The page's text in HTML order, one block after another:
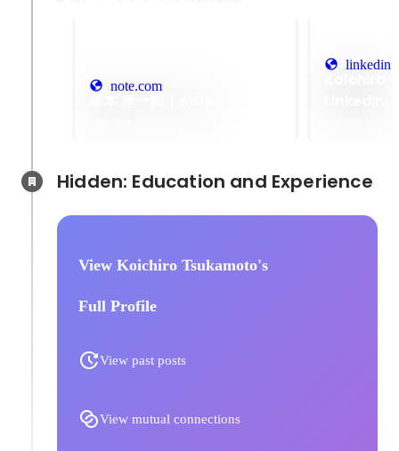
note.com
View Koichiro Tsukamoto's
Full Profile
View past posts
View mutual connections